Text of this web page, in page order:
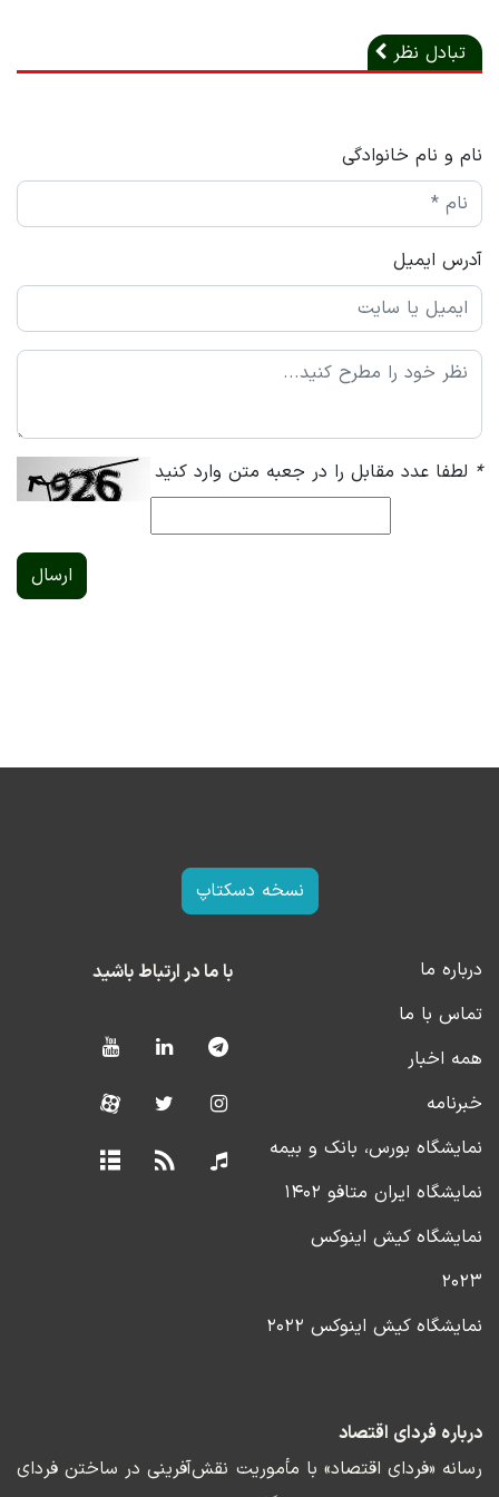
تبادل نظر
نام و نام خانوادگی
آدرس ایمیل
* لطفا عدد مقابل را در جعبه متن وارد کنید
ارسال
نسخه دسکتاپ
درباره ما
تماس با ما
همه اخبار
خبرنامه
نمایشگاه بورس، بانک و بیمه
نمایشگاه ایران متافو ۱۴۰۲
نمایشگاه کیش اینوکس
۲۰۲۳
نمایشگاه کیش اینوکس ۲۰۲۲
با ما در ارتباط باشید
درباره فردای اقتصاد
رسانه «فردای اقتصاد» با مأموریت نقش‌آفرینی در ساختن فردای